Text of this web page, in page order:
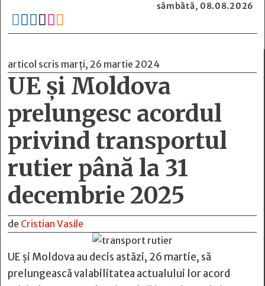
sâmbătă, 08.08.2026
     
articol scris marți, 26 martie 2024
UE și Moldova
prelungesc acordul
privind transportul
rutier până la 31
decembrie 2025
de Cristian Vasile
UE și Moldova au decis astăzi, 26 martie, să
prelungească valabilitatea actualului lor acord